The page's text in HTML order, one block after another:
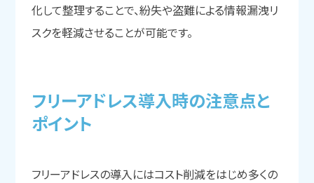
化して整理することで、紛失や盗難による情報漏洩リ
スクを軽減させることが可能です。
フリーアドレス導入時の注意点と
ポイント
フリーアドレスの導入にはコスト削減をはじめ多くの